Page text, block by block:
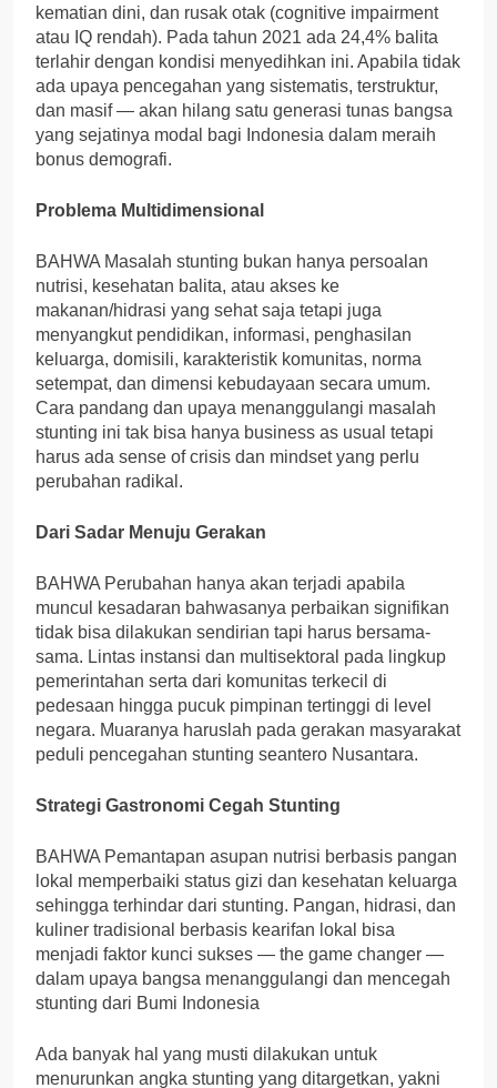
kematian dini, dan rusak otak (cognitive impairment
atau IQ rendah). Pada tahun 2021 ada 24,4% balita
terlahir dengan kondisi menyedihkan ini. Apabila tidak
ada upaya pencegahan yang sistematis, terstruktur,
dan masif — akan hilang satu generasi tunas bangsa
yang sejatinya modal bagi Indonesia dalam meraih
bonus demografi.
Problema Multidimensional
BAHWA Masalah stunting bukan hanya persoalan
nutrisi, kesehatan balita, atau akses ke
makanan/hidrasi yang sehat saja tetapi juga
menyangkut pendidikan, informasi, penghasilan
keluarga, domisili, karakteristik komunitas, norma
setempat, dan dimensi kebudayaan secara umum.
Cara pandang dan upaya menanggulangi masalah
stunting ini tak bisa hanya business as usual tetapi
harus ada sense of crisis dan mindset yang perlu
perubahan radikal.
Dari Sadar Menuju Gerakan
BAHWA Perubahan hanya akan terjadi apabila
muncul kesadaran bahwasanya perbaikan signifikan
tidak bisa dilakukan sendirian tapi harus bersama-
sama. Lintas instansi dan multisektoral pada lingkup
pemerintahan serta dari komunitas terkecil di
pedesaan hingga pucuk pimpinan tertinggi di level
negara. Muaranya haruslah pada gerakan masyarakat
peduli pencegahan stunting seantero Nusantara.
Strategi Gastronomi Cegah Stunting
BAHWA Pemantapan asupan nutrisi berbasis pangan
lokal memperbaiki status gizi dan kesehatan keluarga
sehingga terhindar dari stunting. Pangan, hidrasi, dan
kuliner tradisional berbasis kearifan lokal bisa
menjadi faktor kunci sukses — the game changer —
dalam upaya bangsa menanggulangi dan mencegah
stunting dari Bumi Indonesia
Ada banyak hal yang musti dilakukan untuk
menurunkan angka stunting yang ditargetkan, yakni